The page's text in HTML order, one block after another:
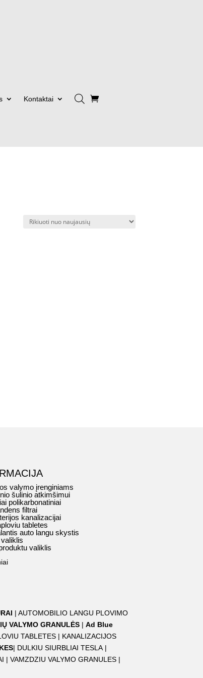
Kontaktai
valymo įrenginiams
šulinio atkimšimui
polikarbonatiniai
filtrai
kanalizacijai
tabletes
auto langu skystis
valiklis
|AUTOMOBILIO LANGU PLOVIMO
VALYMO GRANULĖS |Ad Blue
TABLETES | KANALIZACIJOS
| DULKIU SIURBLIAI TESLA |
|VAMZDZIU VALYMO GRANULES |